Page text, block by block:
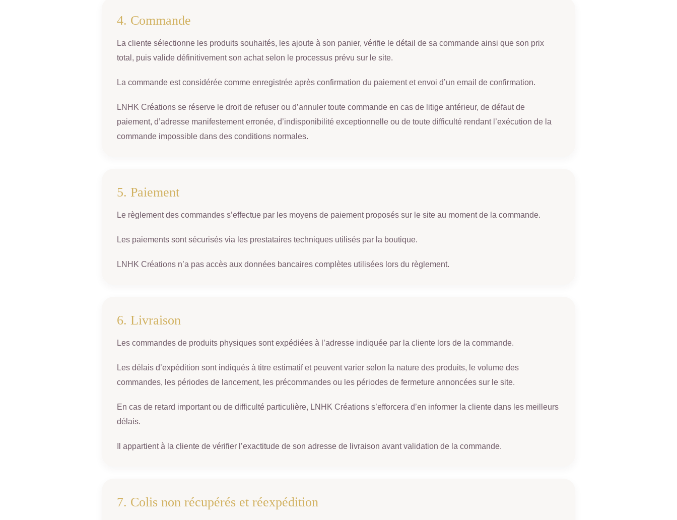
4. Commande
La cliente sélectionne les produits souhaités, les ajoute à son panier, vérifie le détail de sa commande ainsi que son prix
total, puis valide définitivement son achat selon le processus prévu sur le site.
La commande est considérée comme enregistrée après confirmation du paiement et envoi d’un email de confirmation.
LNHK Créations se réserve le droit de refuser ou d’annuler toute commande en cas de litige antérieur, de défaut de
paiement, d’adresse manifestement erronée, d’indisponibilité exceptionnelle ou de toute difficulté rendant l’exécution de la
commande impossible dans des conditions normales.
5. Paiement
Le règlement des commandes s’effectue par les moyens de paiement proposés sur le site au moment de la commande.
Les paiements sont sécurisés via les prestataires techniques utilisés par la boutique.
LNHK Créations n’a pas accès aux données bancaires complètes utilisées lors du règlement.
6. Livraison
Les commandes de produits physiques sont expédiées à l’adresse indiquée par la cliente lors de la commande.
Les délais d’expédition sont indiqués à titre estimatif et peuvent varier selon la nature des produits, le volume des
commandes, les périodes de lancement, les précommandes ou les périodes de fermeture annoncées sur le site.
En cas de retard important ou de difficulté particulière, LNHK Créations s’efforcera d’en informer la cliente dans les meilleurs
délais.
Il appartient à la cliente de vérifier l’exactitude de son adresse de livraison avant validation de la commande.
7. Colis non récupérés et réexpédition